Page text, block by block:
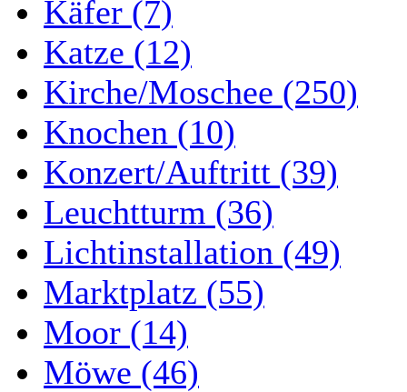
Käfer (7)
Katze (12)
Kirche/Moschee (250)
Knochen (10)
Konzert/Auftritt (39)
Leuchtturm (36)
Lichtinstallation (49)
Marktplatz (55)
Moor (14)
Möwe (46)